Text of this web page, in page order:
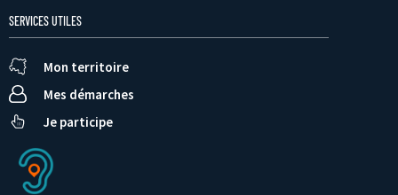
SERVICES UTILES
Mon territoire
Mes démarches
Je participe